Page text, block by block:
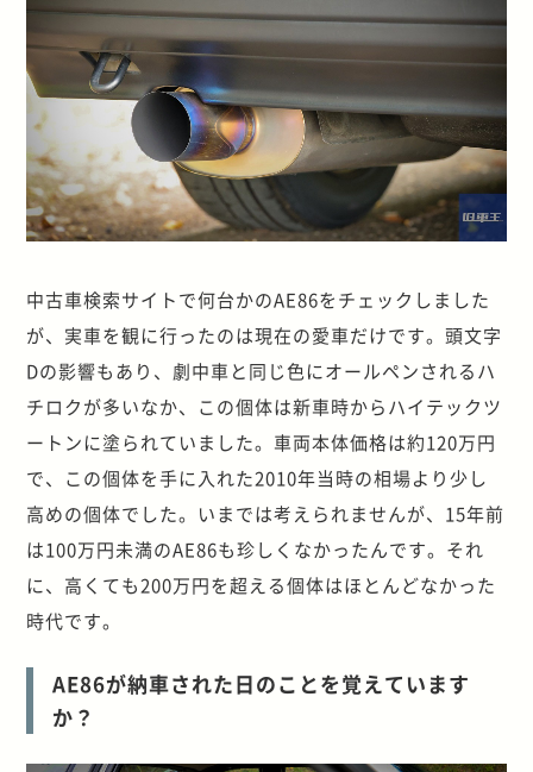
中古車検索サイトで何台かのAE86をチェックしました
が、実車を観に行ったのは現在の愛車だけです。頭文字
Dの影響もあり、劇中車と同じ色にオールペンされるハ
チロクが多いなか、この個体は新車時からハイテックツ
ートンに塗られていました。車両本体価格は約120万円
で、この個体を手に入れた2010年当時の相場より少し
高めの個体でした。いまでは考えられませんが、15年前
は100万円未満のAE86も珍しくなかったんです。それ
に、高くても200万円を超える個体はほとんどなかった
時代です。
AE86が納車された日のことを覚えています
か？